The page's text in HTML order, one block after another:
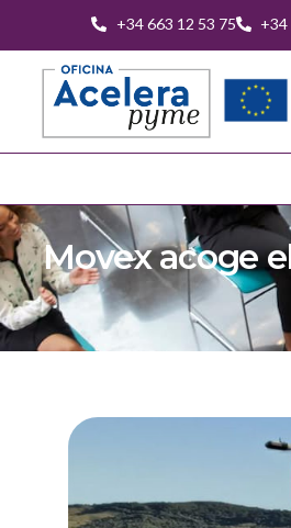
+34 663 12 53 75 +34
Movex acoge